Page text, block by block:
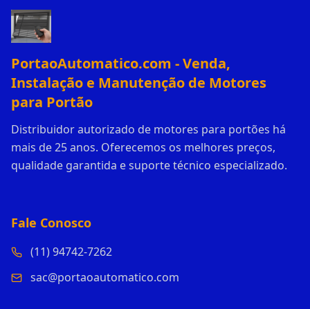
PortaoAutomatico.com - Venda,
Instalação e Manutenção de Motores
para Portão
Distribuidor autorizado de motores para portões há
mais de 25 anos. Oferecemos os melhores preços,
qualidade garantida e suporte técnico especializado.
Fale Conosco
(11) 94742-7262
sac@portaoautomatico.com